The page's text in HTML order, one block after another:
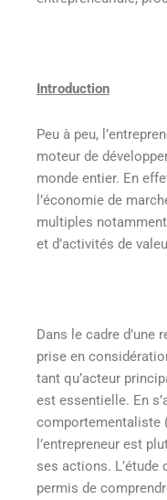
Introduction
Peu à peu,
moteur de
monde entier. En
l’économie de
multiples
et d’activités de
Dans le cadre d’une
prise en
tant qu’acteur
est essentielle. En
comportementaliste
l’entrepreneur est
ses actions.
permis de